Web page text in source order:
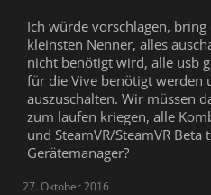
Ich würde vorschlagen,
kleinsten Nenner, alles
nicht benötigt wird, alle usb
für die Vive benötigt werden
auszuschalten. Wir müssen
zum laufen kriegen, alle
und SteamVR/SteamVR
Gerätemanager?
27. Oktober 2016